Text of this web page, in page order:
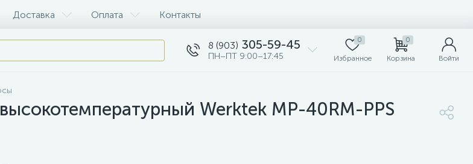
Доставка Оплата Контакты
8 (903) 305-59-45
ПН–ПТ 9:00–17:45
0
Избранное
0
Корзина Войти
Werktek MP-40RM-PPS